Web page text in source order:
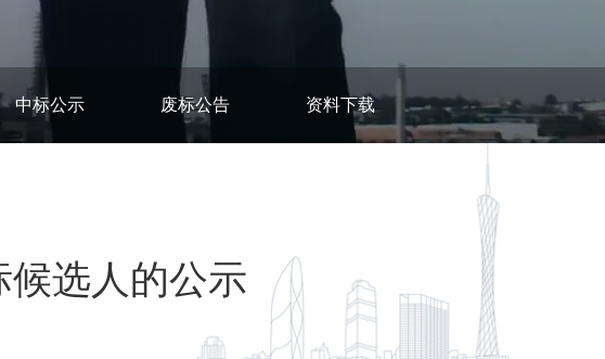
中标公示 废标公告 资料下载
候选人的公示